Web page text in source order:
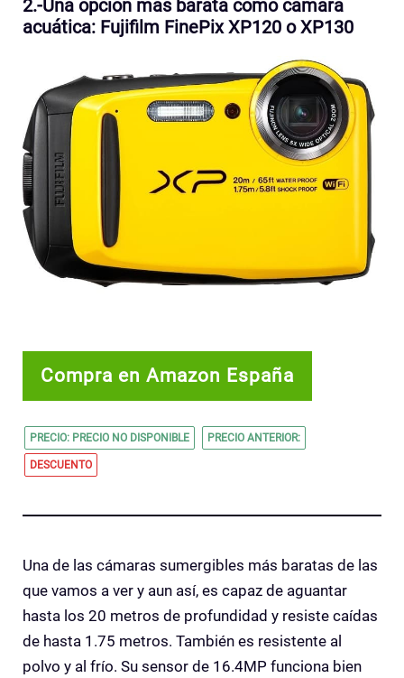
2.-Una opción más barata como cámara
acuática: Fujifilm FinePix XP120 o XP130
Compra en Amazon España
PRECIO: PRECIO NO DISPONIBLE PRECIO ANTERIOR:
DESCUENTO
Una de las cámaras sumergibles más baratas de las
que vamos a ver y aun así, es capaz de aguantar
hasta los 20 metros de profundidad y resiste caídas
de hasta 1.75 metros. También es resistente al
polvo y al frío. Su sensor de 16.4MP funciona bien